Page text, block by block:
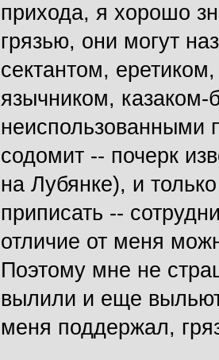
прихода, я хорошо
грязью, они могут
сектантом,
язычником, казаком-
неиспользованными
содомит -- почерк
на Лубянке), и
приписать --
отличие от меня
Поэтому мне не
вылили и еще
меня поддержал,